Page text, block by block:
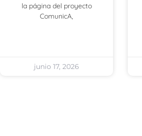
la página del proyecto
ComunicA,
junio 17, 2026